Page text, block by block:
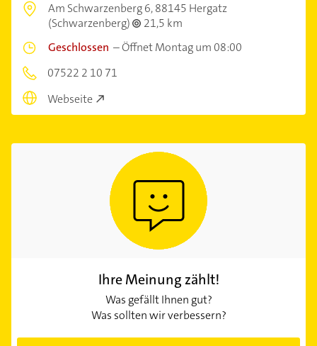
Am Schwarzenberg 6,88145 Hergatz
(Schwarzenberg)
21,5 km
Geschlossen –Öffnet Montag um 08:00
07522 2 10 71
Webseite
Ihre Meinung zählt!
Was gefällt Ihnen gut?
Was sollten wir verbessern?